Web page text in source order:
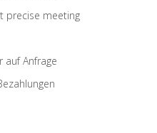
precise meeting
auf Anfrage